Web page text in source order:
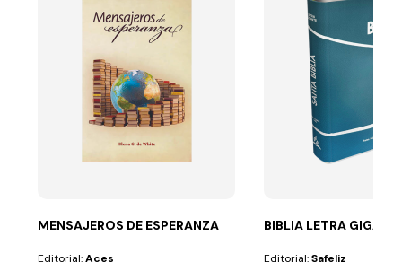
MENSAJEROS DE ESPERANZA
Editorial:Aces
BIBLIA LETRA
Editorial:Safeliz